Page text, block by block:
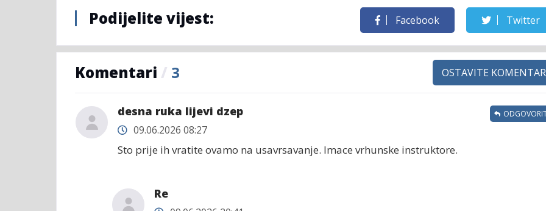
Podijelite vijest: Facebook Twitter
Komentari / 3 OSTAVITE KOMENTAR
desna ruka lijevi dzep
09.06.2026 08:27
Sto prije ih vratite ovamo na usavrsavanje. Imace vrhunske instruktore.
Re